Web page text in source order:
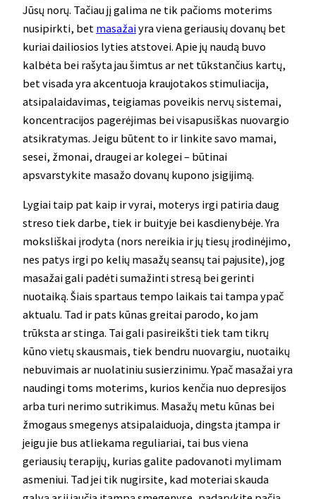
Jūsų norų. Tačiau jį galima ne tik pačioms moterims
nusipirkti, bet masažaiyra viena geriausių dovanų bet
kuriai dailiosios lyties atstovei. Apie jų naudą buvo
kalbėta bei rašyta jau šimtus ar net tūkstančius kartų,
bet visada yra akcentuoja kraujotakos stimuliacija,
atsipalaidavimas, teigiamas poveikis nervų sistemai,
koncentracijos pagerėjimas bei visapusiškas nuovargio
atsikratymas. Jeigu būtent to ir linkite savo mamai,
sesei, žmonai, draugei ar kolegei – būtinai
apsvarstykite masažo dovanų kupono įsigijimą.
Lygiai taip pat kaip ir vyrai, moterys irgi patiria daug
streso tiek darbe, tiek ir buityje bei kasdienybėje. Yra
moksliškai įrodyta (nors nereikia ir jų tiesų įrodinėjimo,
nes patys irgi po kelių masažų seansų tai pajusite), jog
masažai gali padėti sumažinti stresą bei gerinti
nuotaiką. Šiais spartaus tempo laikais tai tampa ypač
aktualu. Tad ir pats kūnas greitai parodo, ko jam
trūksta ar stinga. Tai gali pasireikšti tiek tam tikrų
kūno vietų skausmais, tiek bendru nuovargiu, nuotaikų
nebuvimais ar nuolatiniu susierzinimu. Ypač masažai yra
naudingi toms moterims, kurios kenčia nuo depresijos
arba turi nerimo sutrikimus. Masažų metu kūnas bei
žmogaus smegenys atsipalaiduoja, dingsta įtampa ir
jeigu jie bus atliekama reguliariai, tai bus viena
geriausių terapijų, kurias galite padovanoti mylimam
asmeniui. Tad jei tik nugirsite, kad moteriai skauda